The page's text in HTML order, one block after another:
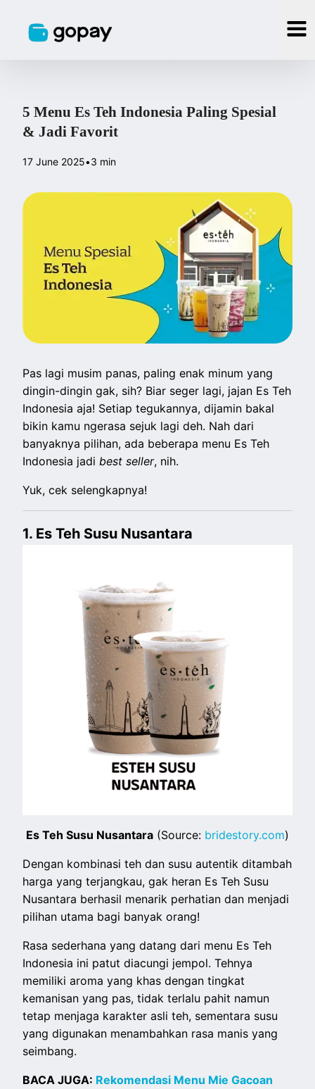
5 Menu Es Teh Indonesia Paling Spesial
& Jadi Favorit
17 June 2025•3 min
Pas lagi musim panas, paling enak minum yang
dingin-dingin gak, sih? Biar seger lagi, jajan Es Teh
Indonesia aja! Setiap tegukannya, dijamin bakal
bikin kamu ngerasa sejuk lagi deh. Nah dari
banyaknya pilihan, ada beberapa menu Es Teh
Indonesia jadibest seller, nih.
Yuk, cek selengkapnya!
1. Es Teh Susu Nusantara
Es Teh Susu Nusantara (Source: bridestory.com)
Dengan kombinasi teh dan susu autentik ditambah
harga yang terjangkau, gak heran Es Teh Susu
Nusantara berhasil menarik perhatian dan menjadi
pilihan utama bagi banyak orang!
Rasa sederhana yang datang dari menu Es Teh
Indonesia ini patut diacungi jempol. Tehnya
memiliki aroma yang khas dengan tingkat
kemanisan yang pas, tidak terlalu pahit namun
tetap menjaga karakter asli teh, sementara susu
yang digunakan menambahkan rasa manis yang
seimbang.
BACA JUGA: Rekomendasi Menu Mie Gacoan